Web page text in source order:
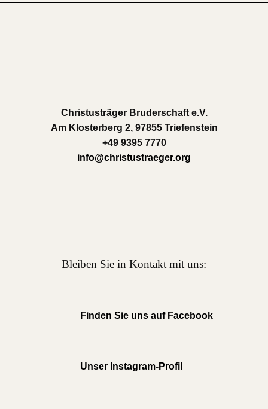
Christusträger Bruderschaft e.V.
Am Klosterberg 2, 97855 Triefenstein
+49 9395 7770
info@christustraeger.org
Bleiben Sie in Kontakt mit uns:
Finden Sie uns auf Facebook
Unser Instagram-Profil